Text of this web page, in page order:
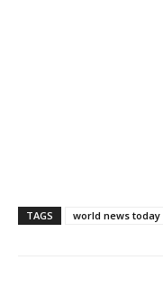
TAGS world news today